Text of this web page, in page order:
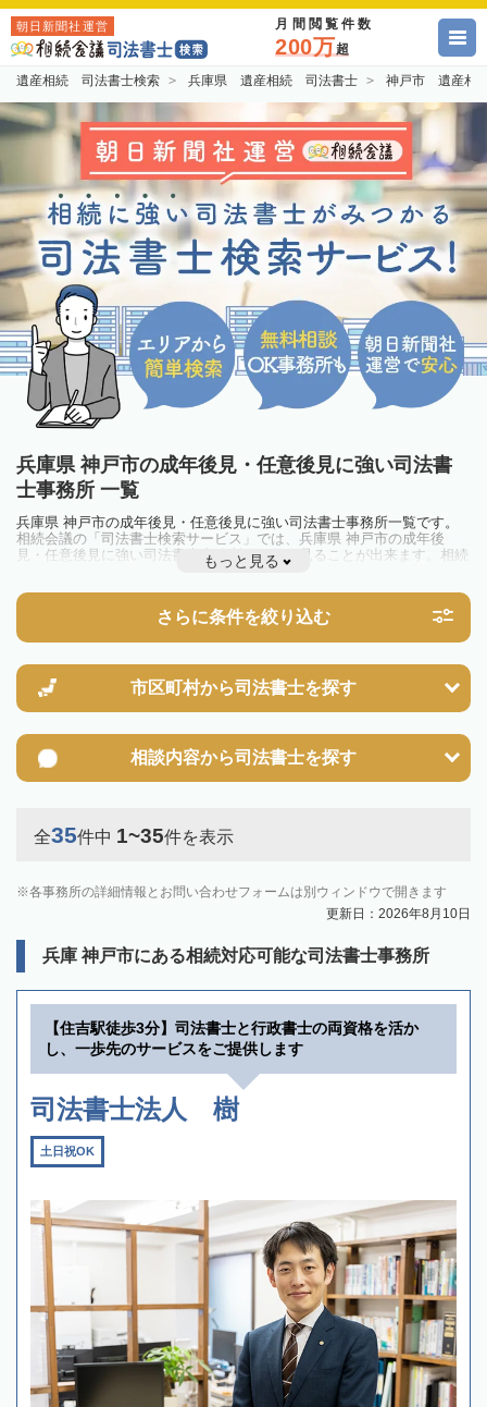
朝日新聞社運営 月間閲覧件数
200万超
遺産相続 司法書士検索 兵庫県 遺産相続 司法書士 神戸市 遺産相
兵庫県 神戸市の成年後見・任意後見に強い司法書
士事務所 一覧
兵庫県 神戸市の成年後見・任意後見に強い司法書士事務所一覧です。
相続会議の「司法書士検索サービス」では、兵庫県 神戸市の成年後
見・任意後見に強い司法書士事務所を一覧で見ることが出来ます。相続
のトラブルやお悩みを抱えている方は一度近隣の司法書士に相談してみ
もっと見る
さらに条件を絞り込む
市区町村から司法書士を探す
相談内容から司法書士を探す
全35件中 1~35件を表示
各事務所の詳細情報とお問い合わせフォームは別ウィンドウで開きます
更新日：2026年8月10日
兵庫 神戸市にある相続対応可能な司法書士事務所
【住吉駅徒歩3分】司法書士と行政書士の両資格を活か
し、一歩先のサービスをご提供します
司法書士法人 樹
土日祝OK